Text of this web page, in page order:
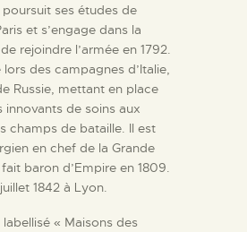
ses études de
et s’engage dans la
rejoindre l’armée en 1792.
lors des campagnes d’Italie,
Russie, mettant en place
innovants de soins aux
champs de bataille. Il est
en chef de la Grande
baron d’Empire en 1809.
1842 à Lyon.
« Maisons des